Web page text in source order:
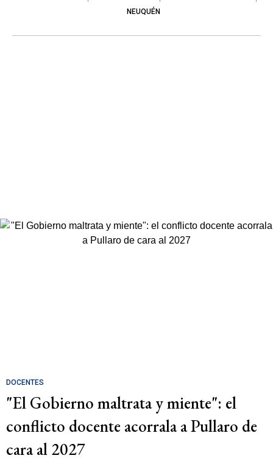
NEUQUÉN
DOCENTES
"El Gobierno maltrata y miente": el
conflicto docente acorrala a Pullaro de
cara al 2027